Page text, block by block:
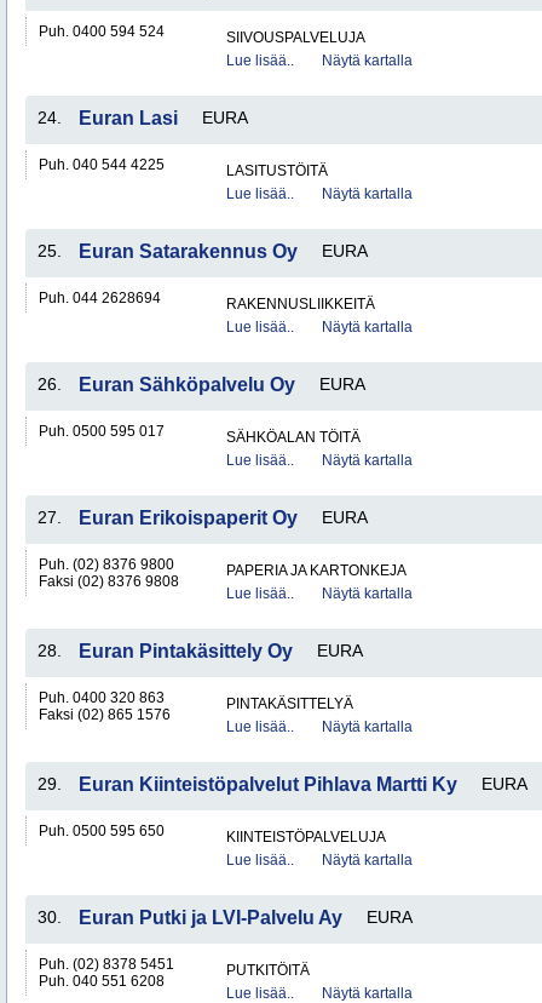
Puh. 0400 594 524
SIIVOUSPALVELUJA
Lue lisää..
Näytä kartalla
24. Euran Lasi EURA
Puh. 040 544 4225
LASITUSTÖITÄ
Lue lisää..
Näytä kartalla
25. Euran Satarakennus Oy EURA
Puh. 044 2628694
RAKENNUSLIIKKEITÄ
Lue lisää..
Näytä kartalla
26. Euran Sähköpalvelu Oy EURA
Puh. 0500 595 017
SÄHKÖALAN TÖITÄ
Lue lisää..
Näytä kartalla
27. Euran Erikoispaperit Oy EURA
Puh. (02) 8376 9800
Faksi (02) 8376 9808
PAPERIA JA KARTONKEJA
Lue lisää..
Näytä kartalla
28. Euran Pintakäsittely Oy EURA
Puh. 0400 320 863
Faksi (02) 865 1576
PINTAKÄSITTELYÄ
Lue lisää..
Näytä kartalla
29. Euran Kiinteistöpalvelut Pihlava Martti Ky EURA
Puh. 0500 595 650
KIINTEISTÖPALVELUJA
Lue lisää..
Näytä kartalla
30. Euran Putki ja LVI-Palvelu Ay EURA
Puh. (02) 8378 5451
Puh. 040 551 6208
PUTKITÖITÄ
Lue lisää..
Näytä kartalla